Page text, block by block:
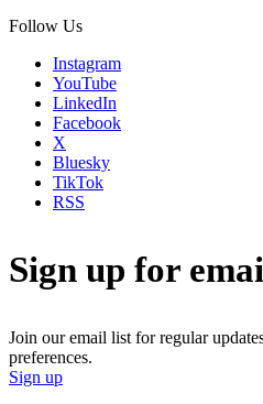
Follow Us
Instagram
YouTube
LinkedIn
Facebook
X
Bluesky
TikTok
RSS
Sign up for
Join our email list for regular
preferences.
Sign up